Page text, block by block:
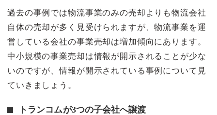
過去の事例では物流事業のみの売却よりも物流会社
自体の売却が多く見受けられますが、物流事業を運
営している会社の事業売却は増加傾向にあります。
中小規模の事業売却は情報が開示されることが少な
いのですが、情報が開示されている事例について見
ていきましょう。
トランコムが3つの子会社へ譲渡